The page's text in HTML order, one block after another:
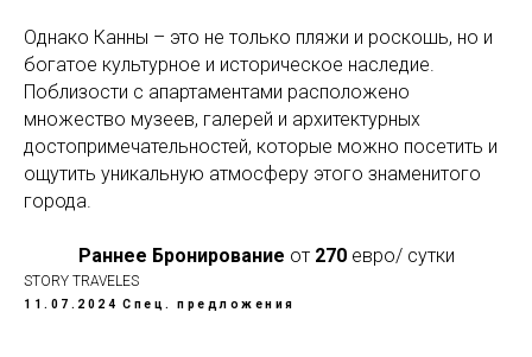
Однако Канны – это не только пляжи и роскошь, но и
богатое культурное и историческое наследие.
Поблизости с апартаментами расположено
множество музеев, галерей и архитектурных
достопримечательностей, которые можно посетить и
ощутить уникальную атмосферу этого знаменитого
города.
Раннее Бронирование от270 евро/ сутки
STORY TRAVELES
11.07.2024 Спец. предложения